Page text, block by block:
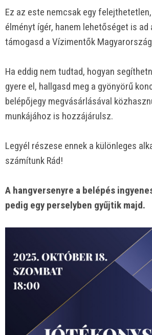
Ez az este nemcsak egy
élményt ígér, hanem lehetőséget is ad
támogasd a Vízimentők
Ha eddig nem tudtad, hogyan
gyere el, hallgasd meg a gyönyörű
belépőjegy megvásárlásával
munkájához is hozzájárulsz.
Legyél részese ennek a különleges
számítunk Rád!
A hangversenyre a belépés
pedig egy perselyben gyűjtik majd.